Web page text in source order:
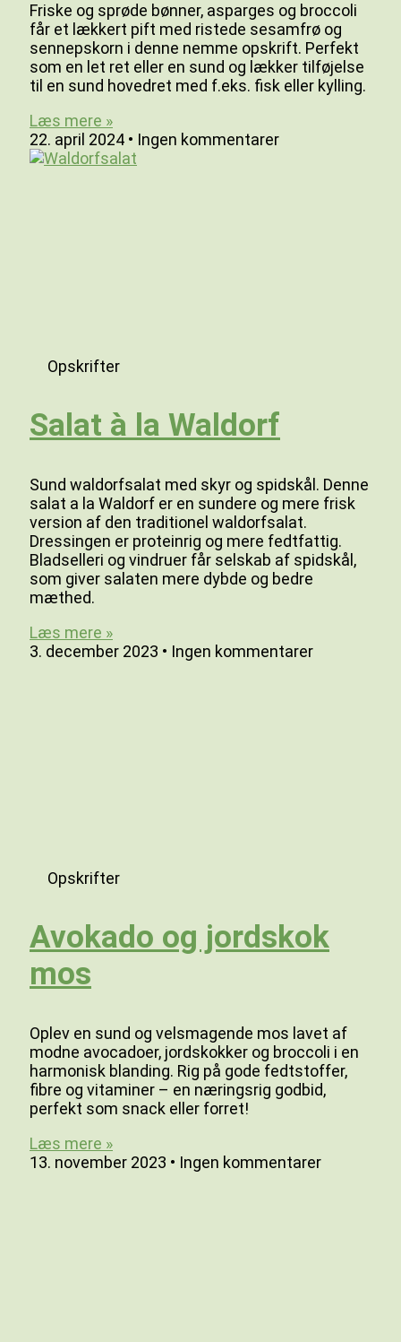
Friske og sprøde bønner, asparges og broccoli
får et lækkert pift med ristede sesamfrø og
sennepskorn i denne nemme opskrift. Perfekt
som en let ret eller en sund og lækker tilføjelse
til en sund hovedret med f.eks. fisk eller kylling.
Læs mere »
22. april 2024
Ingen kommentarer
Opskrifter
Salat à la Waldorf
Sund waldorfsalat med skyr og spidskål. Denne
salat a la Waldorf er en sundere og mere frisk
version af den traditionel waldorfsalat.
Dressingen er proteinrig og mere fedtfattig.
Bladselleri og vindruer får selskab af spidskål,
som giver salaten mere dybde og bedre
mæthed.
Læs mere »
3. december 2023
Ingen kommentarer
Opskrifter
Avokado og jordskok
mos
Oplev en sund og velsmagende mos lavet af
modne avocadoer, jordskokker og broccoli i en
harmonisk blanding. Rig på gode fedtstoffer,
fibre og vitaminer – en næringsrig godbid,
perfekt som snack eller forret!
Læs mere »
13. november 2023
Ingen kommentarer